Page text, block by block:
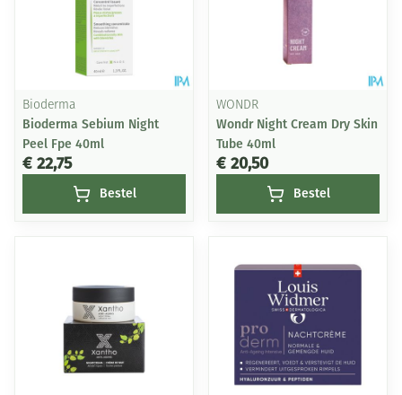
Bioderma
Bioderma Sebium Night
Peel Fpe 40ml
€ 22,75
Bestel
WONDR
Wondr Night Cream Dry Skin
Tube 40ml
€ 20,50
Bestel